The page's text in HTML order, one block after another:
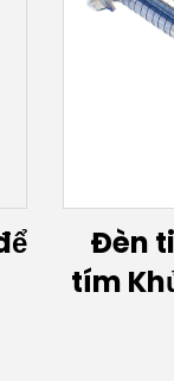
Đèn
tím
UVC
Đèn